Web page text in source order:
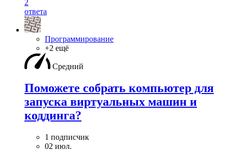
2
ответа
Программирование
+2 ещё
Средний
Поможете собрать компьютер для
запуска виртуальных машин и
коддинга?
1 подписчик
02 июл.